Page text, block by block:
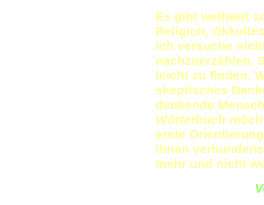
Es gibt weltweit
Religion,
Ich versuche
nachzuerzählen.
leicht zu finden.
skeptisches
denkende
Wörterbuch
erste
ihnen
mehr und nicht